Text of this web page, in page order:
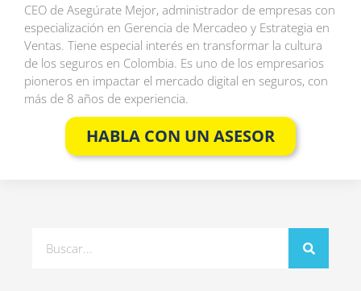
CEO de Asegúrate Mejor, administrador de empresas con
especialización en Gerencia de Mercadeo y Estrategia en
Ventas. Tiene especial interés en transformar la cultura
de los seguros en Colombia. Es uno de los empresarios
pioneros en impactar el mercado digital en seguros, con
más de 8 años de experiencia.
HABLA CON UN ASESOR